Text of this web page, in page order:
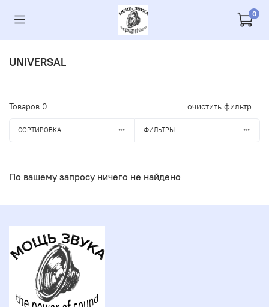
0
UNIVERSAL
Товаров 0 очистить фильтр
СОРТИРОВКА ФИЛЬТРЫ
По вашему запросу ничего не найдено